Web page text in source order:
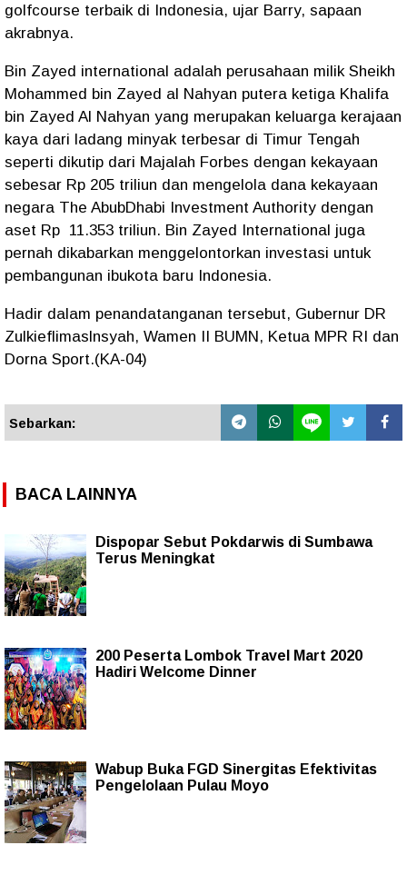
golfcourse terbaik di Indonesia, ujar Barry, sapaan
akrabnya.
Bin Zayed international adalah perusahaan milik Sheikh
Mohammed bin Zayed al Nahyan putera ketiga Khalifa
bin Zayed Al Nahyan yang merupakan keluarga kerajaan
kaya dari ladang minyak terbesar di Timur Tengah
seperti dikutip dari Majalah Forbes dengan kekayaan
sebesar Rp 205 triliun dan mengelola dana kekayaan
negara The AbubDhabi Investment Authority dengan
aset Rp 11.353 triliun. Bin Zayed International juga
pernah dikabarkan menggelontorkan investasi untuk
pembangunan ibukota baru Indonesia.
Hadir dalam penandatanganan tersebut, Gubernur DR
Zulkieflimaslnsyah, Wamen II BUMN, Ketua MPR RI dan
Dorna Sport.(KA-04)
Sebarkan:
BACA LAINNYA
Dispopar Sebut Pokdarwis di Sumbawa
Terus Meningkat
200 Peserta Lombok Travel Mart 2020
Hadiri Welcome Dinner
Wabup Buka FGD Sinergitas Efektivitas
Pengelolaan Pulau Moyo